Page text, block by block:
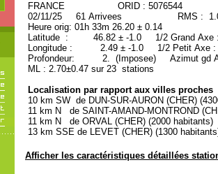
FRANCE ORID : 5076544
02/11/25 61 Arrivees RMS :
Heure orig: 01h 33m 26.20 ± 0.14
Latitude : 46.82 ± -1.0 1/2 Grand
Longitude : 2.49 ± -1.0 1/2 Petit Axe
Profondeur: 2. (Imposee) Azimut gd
ML : 2.70±0.47 sur 23 stations
Localisation par rapport aux villes proches
10 km SW de DUN-SUR-AURON (CHER)
11 km N de SAINT-AMAND-MONTROND
11 km N de ORVAL (CHER) (2000 habitants)
13 km SSE de LEVET (CHER) (1300
Afficher les caractéristiques détaillées